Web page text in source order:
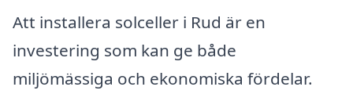
Att installera solceller i Rud är en
investering som kan ge både
miljömässiga och ekonomiska fördelar.